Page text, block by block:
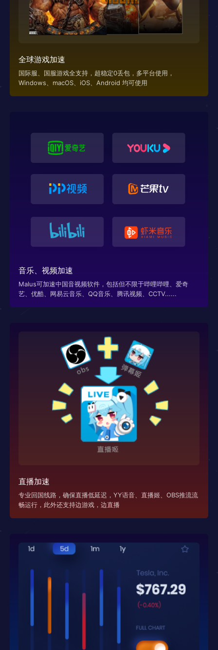
全球游戏加速
国际服、国服游戏全支持，超稳定0丢包，多平台使用，
Windows、macOS、iOS、Android 均可使用
音乐、视频加速
Malus可加速中国音视频软件，包括但不限于哔哩哔哩、爱奇
艺、优酷、网易云音乐、QQ音乐、腾讯视频、CCTV......
直播加速
专业回国线路，确保直播低延迟，YY语音、直播姬、OBS推流流
畅运行，此外还支持边游戏，边直播